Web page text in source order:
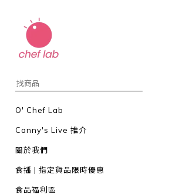
O' Chef Lab
Canny's Live 推介
關於我們
食播 | 指定貨品限時優惠
食品福利區